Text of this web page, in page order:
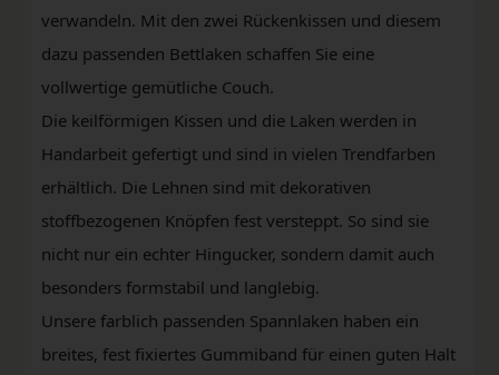
verwandeln. Mit den zwei Rückenkissen und diesem
dazu passenden Bettlaken schaffen Sie eine
vollwertige gemütliche Couch.
Die keilförmigen Kissen und die Laken werden in
Handarbeit gefertigt und sind in vielen Trendfarben
erhältlich. Die Lehnen sind mit dekorativen
stoffbezogenen Knöpfen fest versteppt. So sind sie
nicht nur ein echter Hingucker, sondern damit auch
besonders formstabil und langlebig.
Unsere farblich passenden Spannlaken haben ein
breites, fest fixiertes Gummiband für einen guten Halt